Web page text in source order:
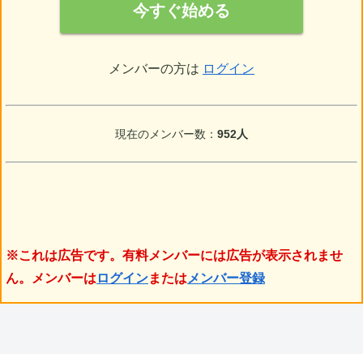
今すぐ始める
メンバーの方は ログイン
現在のメンバー数： 952人
※これは広告です。有料メンバーには広告が表示されませ
ん。メンバーは ログインまたは メンバー登録